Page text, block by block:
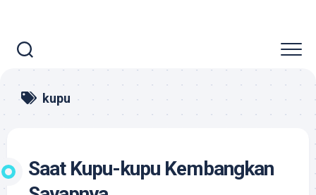
kupu
Saat Kupu-kupu Kembangkan